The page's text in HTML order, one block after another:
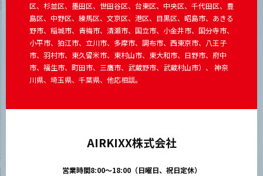
区、杉並区、墨田区、世田谷区、台東区、中央区、千代田区、豊
島区、中野区、練馬区、文京区、港区、目黒区、昭島市、あきる
野市、稲城市、青梅市、清瀬市、国立市、小金井市、国分寺市、
小平市、狛江市、立川市、多摩市、調布市、西東京市、八王子
市、羽村市、東久留米市、東村山市、東大和市、日野市、府中
市、福生市、町田市、三鷹市、武蔵野市、武蔵村山市）、 神奈
川県、埼玉県、千葉県、他応相談。
AIRKIXX株式会社
営業時間8:00～18:00（日曜日、祝日定休）